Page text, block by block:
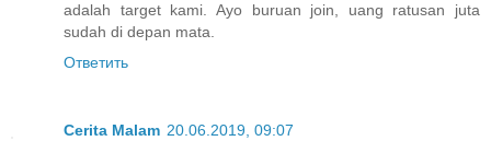
adalah target kami. Ayo buruan join, uang ratusan juta
sudah di depan mata.
Ответить
Cerita Malam 20.06.2019, 09:07